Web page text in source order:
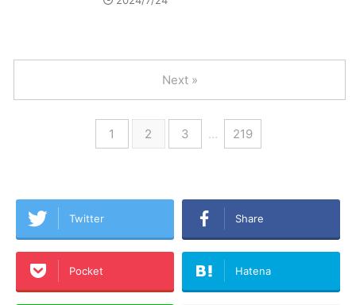
1 2 3 … 219
Next »
Twitter Share
Pocket Hatena